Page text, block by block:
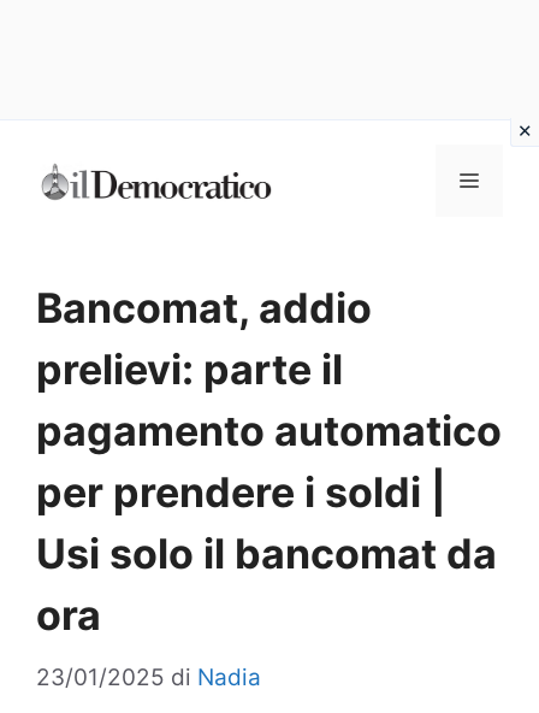
Menu
Bancomat, addio
prelievi: parte il
pagamento automatico
per prendere i soldi |
Usi solo il bancomat da
ora
23/01/2025 di Nadia